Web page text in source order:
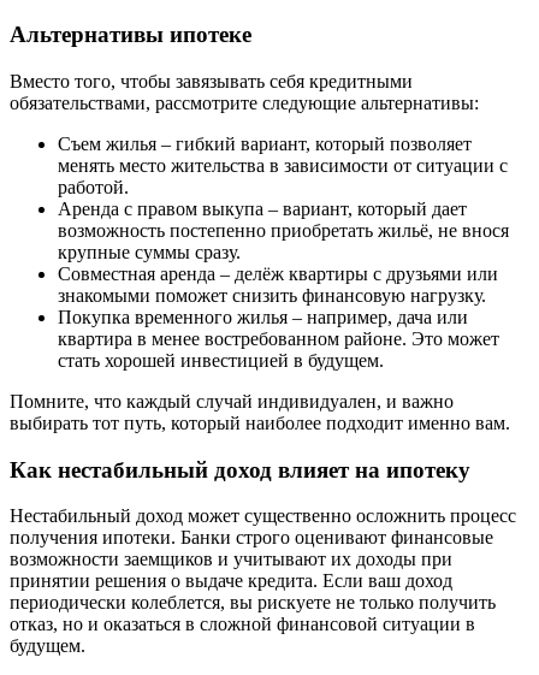
Альтернативы ипотеке
Вместо того, чтобы завязывать себя кредитными
обязательствами, рассмотрите следующие альтернативы:
Съем жилья – гибкий вариант, который позволяет
менять место жительства в зависимости от ситуации с
работой.
Аренда с правом выкупа – вариант, который дает
возможность постепенно приобретать жильё, не внося
крупные суммы сразу.
Совместная аренда – делёж квартиры с друзьями или
знакомыми поможет снизить финансовую нагрузку.
Покупка временного жилья – например, дача или
квартира в менее востребованном районе. Это может
стать хорошей инвестицией в будущем.
Помните, что каждый случай индивидуален, и важно
выбирать тот путь, который наиболее подходит именно вам.
Как нестабильный доход влияет на ипотеку
Нестабильный доход может существенно осложнить процесс
получения ипотеки. Банки строго оценивают финансовые
возможности заемщиков и учитывают их доходы при
принятии решения о выдаче кредита. Если ваш доход
периодически колеблется, вы рискуете не только получить
отказ, но и оказаться в сложной финансовой ситуации в
будущем.